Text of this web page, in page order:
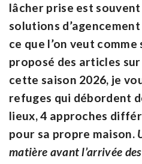
lâcher prise est souvent
solutions
ce que l’on veut comme
proposé des articles
cette saison 2026, je
refuges qui débordent
lieux, 4 approches
pour sa propre maison.
matière avant l’arrivée